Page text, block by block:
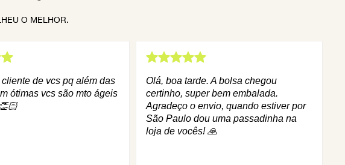
O MELHOR.
de vcs pq além das
ótimas vcs são mto ágeis
Olá, boa tarde. A bolsa chegou
certinho, super bem embalada.
Agradeço o envio, quando estiver por
São Paulo dou uma passadinha na
loja de vocês! 🙏